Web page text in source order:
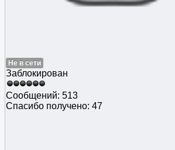
Не в сети
Заблокирован
Сообщений: 513
Спасибо получено: 47